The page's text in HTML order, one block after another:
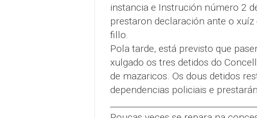
instancia e Instrución número 2
prestaron declaración ante o
fillo.
Pola tarde, está previsto que
xulgado os tres detidos do
de mazaricos. Os dous detidos
dependencias policiais e